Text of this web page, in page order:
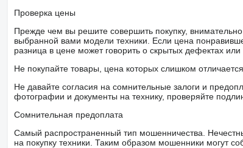
Проверка цены
Прежде чем вы решите совершить покупку,
выбранной вами модели техники. Если цена
разница в цене может говорить о скрытых дефектах
Не покупайте товары, цена которых слишком
Не давайте согласия на сомнительные залоги и
фотографии и документы на технику, проверяйте
Сомнительная предоплата
Самый распространенный тип мошенничества.
на покупку техники. Таким образом мошенники могут